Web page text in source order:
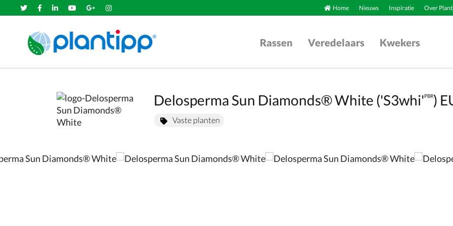
Home Nieuws Inspiratie Over
Rassen Veredelaars Kwekers
Delosperma Sun Diamonds® White ('S3whi'PBR)
Vaste planten